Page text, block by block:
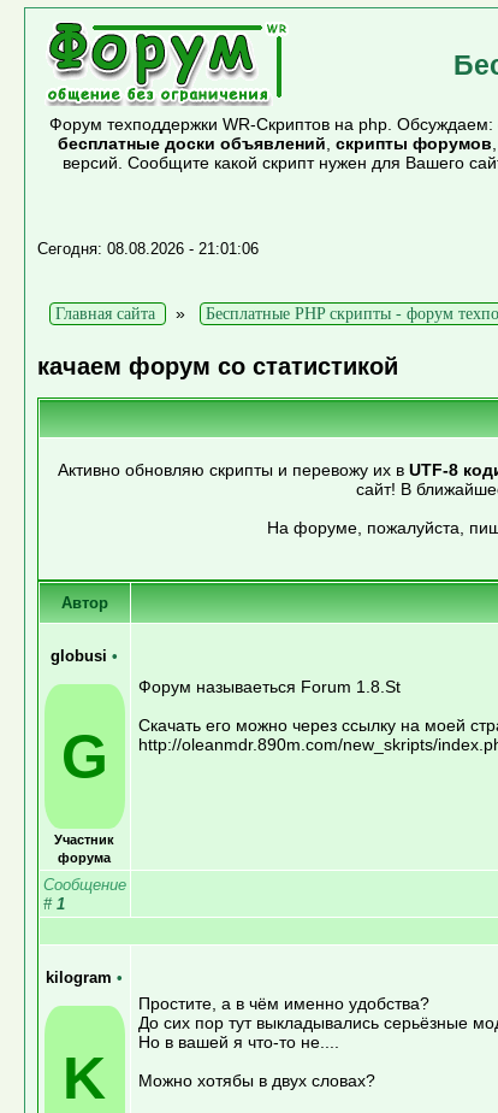
Форум техподдержки WR-Скриптов на php.
бесплатные доски объявлений скрипты форумов
версий. Сообщите какой скрипт нужен для Вашего
Сегодня: 08.08.2026 - 21:01:06
Главная сайта » Бесплатные PHP скрипты - форум
качаем форум со статистикой
Активно обновляю скрипты и перевожу их в UTF-8
сайт! В
На форуме, пожалуйста,
Автор
globusi •
G
Участник
форума
Форум называеться Forum 1.8.St
Скачать его можно через ссылку на моей
http://oleanmdr.890m.com/new_skripts/
Сообщение
# 1
kilogram •
K
Простите, а в чём именно удобства?
До сих пор тут выкладывались серьёзные
Но в вашей я что-то не....
Можно хотябы в двух словах?